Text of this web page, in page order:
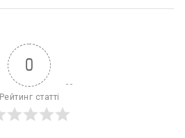
0
Рейтинг статті